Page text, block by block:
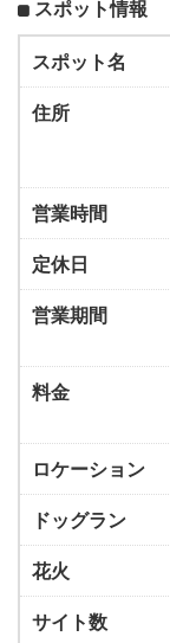
スポット情報
スポット名
住所
営業時間
定休日
営業期間
料金
ロケーション
ドッグラン
花火
サイト数